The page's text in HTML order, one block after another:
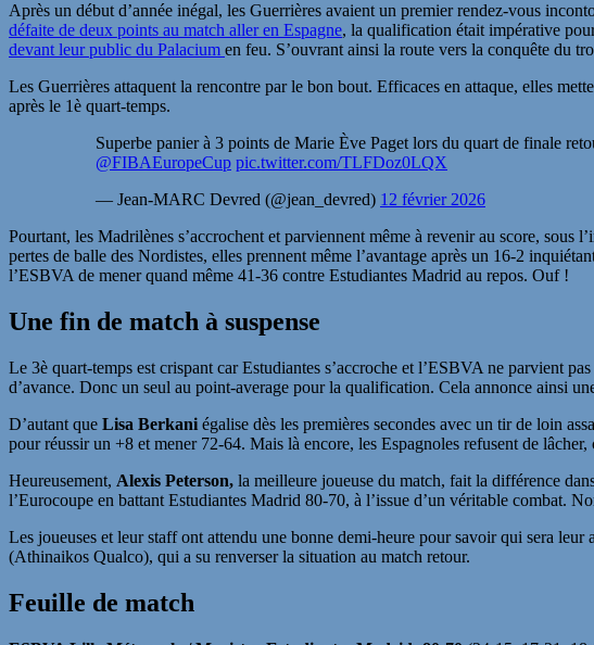
Après un début d’année inégal, les Guerrières avaient un premier rendez-vous
défaite de deux points au match aller en Espagne, la qualification était impérative
devant leur public du Palacium en feu. S’ouvrant ainsi la route vers la conquête du
Les Guerrières attaquent la rencontre par le bon bout. Efficaces en attaque, elles
après le 1è quart-temps.
Superbe panier à 3 points de Marie Ève Paget lors du quart de finale
@FIBAEuropeCup pic.twitter.com/TLFDoz0LQX
— Jean-MARC Devred (@jean_devred) 12 février 2026
Pourtant, les Madrilènes s’accrochent et parviennent même à revenir au score, sous
pertes de balle des Nordistes, elles prennent même l’avantage après un 16-2
l’ESBVA de mener quand même 41-36 contre Estudiantes Madrid au repos. Ouf !
Une fin de match à suspense
Le 3è quart-temps est crispant car Estudiantes s’accroche et l’ESBVA ne parvient
d’avance. Donc un seul au point-average pour la qualification. Cela annonce ainsi
D’autant que Lisa Berkani égalise dès les premières secondes avec un tir de loin
pour réussir un +8 et mener 72-64. Mais là encore, les Espagnoles refusent de
Heureusement, Alexis Peterson, la meilleure joueuse du match, fait la différence
l’Eurocoupe en battant Estudiantes Madrid 80-70, à l’issue d’un véritable combat.
Les joueuses et leur staff ont attendu une bonne demi-heure pour savoir qui sera
(Athinaikos Qualco), qui a su renverser la situation au match retour.
Feuille de match